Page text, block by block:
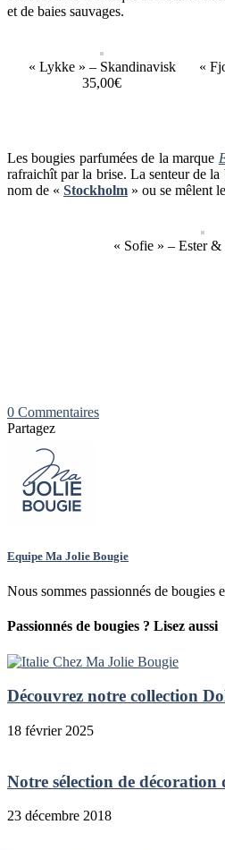
et de baies sauvages.
« Lykke » – Skandinavisk
35,00€
«
Les bougies parfumées de la marque
rafraichît par la brise. La senteur de la
nom de « Stockholm » ou se mêlent
« Sofie » – Ester
0 Commentaires
Partagez
Equipe Ma Jolie Bougie
Nous sommes passionnés de bougies
Passionnés de bougies ? Lisez aussi
Découvrez notre collection
18 février 2025
Notre sélection de décoration
23 décembre 2018